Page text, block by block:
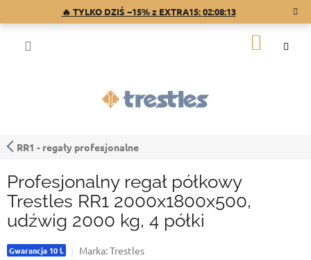
🔥 TYLKO DZIŚ −15% z EXTRA15:02:08:12
RR1 - regały profesjonalne
Profesjonalny regał półkowy
Trestles RR1 2000x1800x500,
udźwig 2000 kg, 4 półki
Gwarancja 10 l. Marka:Trestles